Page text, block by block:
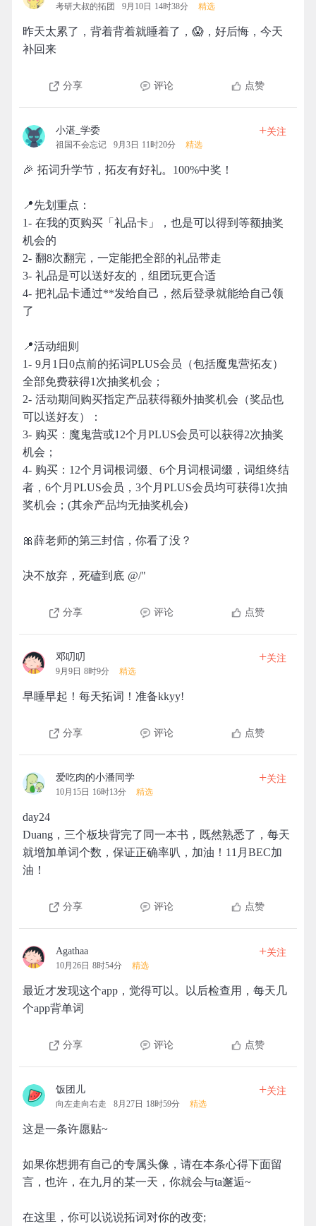
考研大叔的拓团 9月10日 14时38分 精选
昨天太累了，背着背着就睡着了，😱，好后悔，今天
补回来
分享 评论 点赞
小湛_学委
祖国不会忘记 9月3日 11时20分 精选
+关注
🎉 拓词升学节，拓友有好礼。100%中奖！
📍先划重点：
1- 在我的页购买「礼品卡」，也是可以得到等额抽奖
机会的
2- 翻8次翻完，一定能把全部的礼品带走
3- 礼品是可以送好友的，组团玩更合适
4- 把礼品卡通过**发给自己，然后登录就能给自己领
了
📍活动细则
1- 9月1日0点前的拓词PLUS会员（包括魔鬼营拓友）
全部免费获得1次抽奖机会；
2- 活动期间购买指定产品获得额外抽奖机会（奖品也
可以送好友）：
3- 购买：魔鬼营或12个月PLUS会员可以获得2次抽奖
机会；
4- 购买：12个月词根词缀、6个月词根词缀，词组终结
者，6个月PLUS会员，3个月PLUS会员均可获得1次抽
奖机会；(其余产品均无抽奖机会)
🎀薛老师的第三封信，你看了没？
决不放弃，死磕到底 @/"
分享 评论 点赞
邓叨叨
9月9日 8时9分 精选
+关注
早睡早起！每天拓词！准备kkyy!
分享 评论 点赞
爱吃肉的小潘同学
10月15日 16时13分 精选
+关注
day24
Duang，三个板块背完了同一本书，既然熟悉了，每天
就增加单词个数，保证正确率叭，加油！11月BEC加
油！
分享 评论 点赞
Agathaa
10月26日 8时54分 精选
+关注
最近才发现这个app，觉得可以。以后检查用，每天几
个app背单词
分享 评论 点赞
饭团儿
向左走向右走 8月27日 18时59分 精选
+关注
这是一条许愿贴~
如果你想拥有自己的专属头像，请在本条心得下面留
言，也许，在九月的某一天，你就会与ta邂逅~
在这里，你可以说说拓词对你的改变;